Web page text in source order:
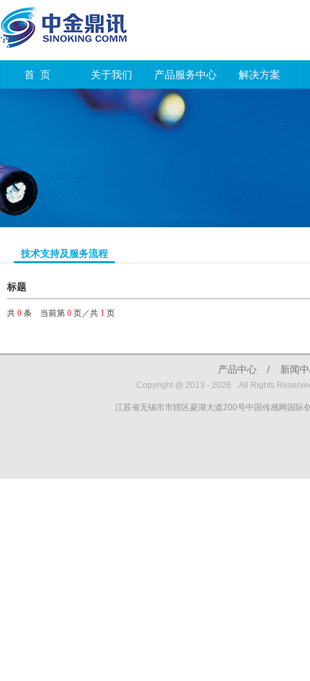
首 页 关于我们 产品服务中心 解决方案
技术支持及服务流程
标题
共 0 条 当前第 0 页／共 1 页
产品中心 / 新闻
Copyright @ 2013 - 2026 . All Rights
江苏省无锡市市辖区菱湖大道200号中国传感网国